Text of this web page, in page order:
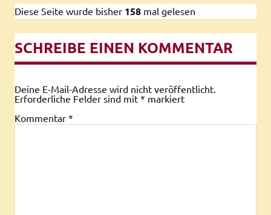
Diese Seite wurde bisher 158 mal gelesen
SCHREIBE EINEN KOMMENTAR
Deine E-Mail-Adresse wird nicht veröffentlicht.
Erforderliche Felder sind mit * markiert
Kommentar *